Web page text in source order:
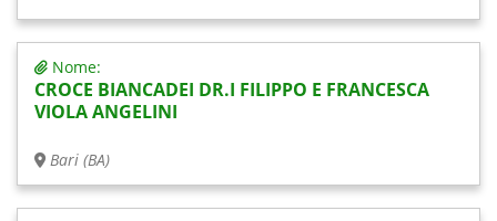
Nome:
CROCE BIANCADEI DR.I FILIPPO E FRANCESCA
VIOLA ANGELINI
Bari (BA)